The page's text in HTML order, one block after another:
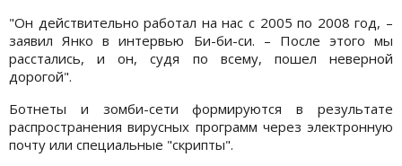
"Он действительно работал на нас с 2005 по 2008 год, –
заявил Янко в интервью Би-би-си. – После этого мы
расстались, и он, судя по всему, пошел неверной
дорогой".
Ботнеты и зомби-сети формируются в результате
распространения вирусных программ через электронную
почту или специальные "скрипты".